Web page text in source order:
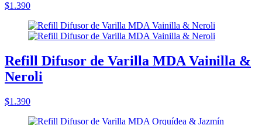
$1.390
Refill Difusor de Varilla MDA Vainilla &
Neroli
$1.390